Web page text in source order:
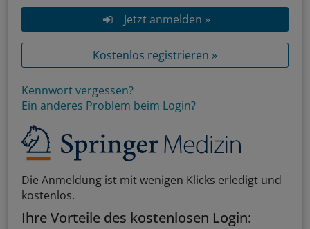
Jetzt anmelden »
Kostenlos registrieren »
Kennwort vergessen?
Ein anderes Problem beim Login?
Die Anmeldung ist mit wenigen Klicks erledigt und
kostenlos.
Ihre Vorteile des kostenlosen Login: